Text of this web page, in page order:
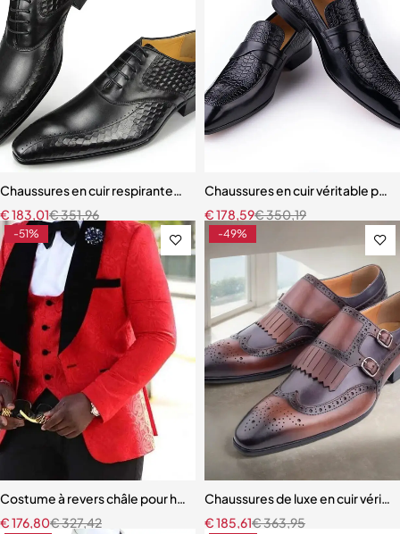
Chaussures en cuir respirantes pour hommes, chaussures
€351,96
€183,01
Chaussures en cuir véritable
€350,19
€178,59
-51%
Costume à revers châle pour homme, veste + pantalon + cravate +
€327,42
€176,80
-49%
Chaussures de luxe en cuir
€363,95
€185,61